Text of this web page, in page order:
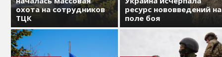
охота на сотрудников
ТЦК
ресурс нововведений на
поле боя